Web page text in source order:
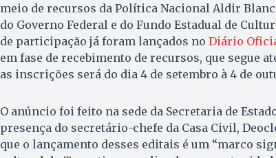
meio de recursos da Política Nacional Aldir Blanc
do Governo Federal e do Fundo Estadual de
de participação já foram lançados no Diário
em fase de recebimento de recursos, que segue
as inscrições será do dia 4 de setembro à 4 de
O anúncio foi feito na sede da Secretaria de
presença do secretário-chefe da Casa Civil,
que o lançamento desses editais é um “marco